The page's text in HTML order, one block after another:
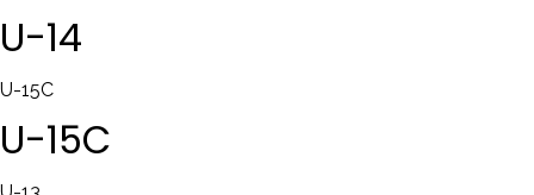
U-14
U-15C
U-15C